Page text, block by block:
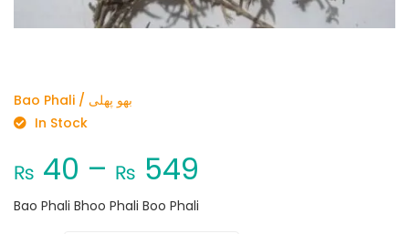
Bao Phali / بھو پھلی
In Stock
₨ 40 – ₨ 549
Bao Phali Bhoo Phali Boo Phali